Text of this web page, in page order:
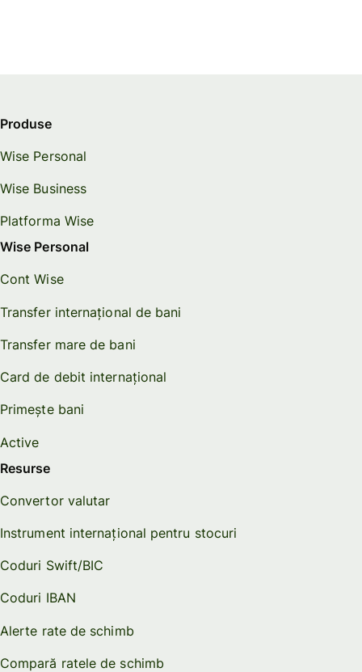
Produse
Wise Personal
Wise Business
Platforma Wise
Wise Personal
Cont Wise
Transfer internațional de bani
Transfer mare de bani
Card de debit internațional
Primește bani
Active
Resurse
Convertor valutar
Instrument internațional pentru stocuri
Coduri Swift/BIC
Coduri IBAN
Alerte rate de schimb
Compară ratele de schimb